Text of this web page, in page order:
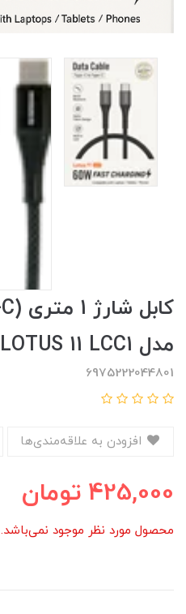
مدل LOTUS 11 LCC1
6975222044801
425,000 تومان
محصول مورد نظر موجود نمی‌باشد.